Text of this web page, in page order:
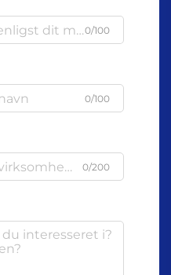
0/100
0/100
0/200